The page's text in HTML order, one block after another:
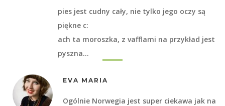
pies jest cudny cały, nie tylko jego oczy są
piękne c:
ach ta moroszka, z vafflami na przykład jest
pyszna…
EVA MARIA
Ogólnie Norwegia jest super ciekawa jak na